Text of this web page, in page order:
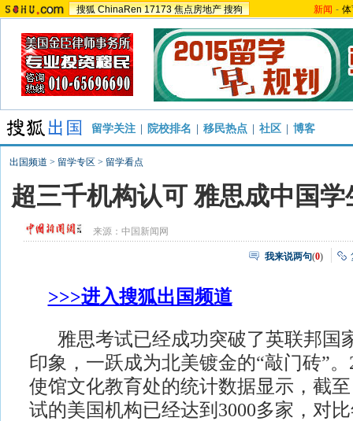
搜狐 ChinaRen 17173 焦点房地产 搜狗 新闻 -
留学关注 院校排名 移民热点 社区 博客
出国频道 > 留学专区 > 留学看点
超三千机构认可 雅思成中国
来源： 中国新闻网
我来说两句(0)
>>>进入搜狐出国频道
雅思考试已经成功突破了英联邦国
印象，一跃成为北美镀金的“敲门砖”
使馆文化教育处的统计数据显示，截
试的美国机构已经达到3000多家，对